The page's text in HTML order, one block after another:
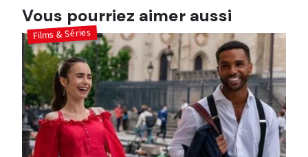
Vous pourriez aimer aussi
Films & Séries